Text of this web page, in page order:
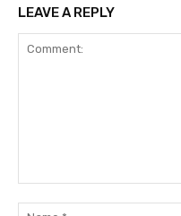
LEAVE A REPLY